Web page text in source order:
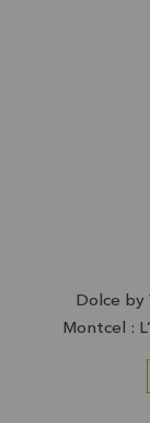
Dolce by
Montcel :